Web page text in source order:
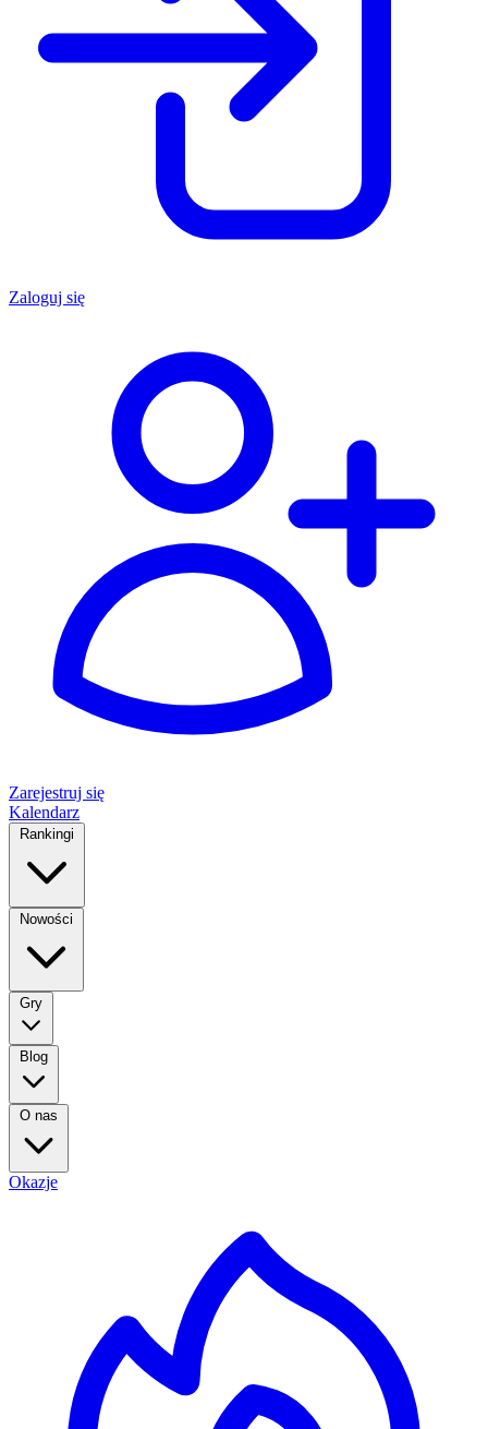
Zaloguj się
Zarejestruj się
Kalendarz
Rankingi
Nowości
Gry
Blog
O nas
Okazje